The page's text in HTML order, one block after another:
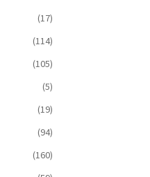
(17)
(114)
(105)
(5)
(19)
(94)
(160)